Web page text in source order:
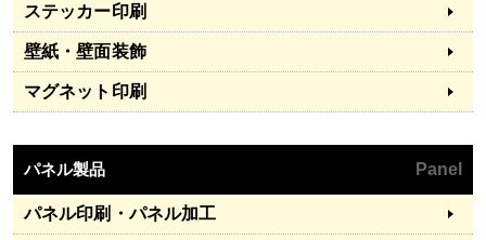
ステッカー印刷
壁紙・壁面装飾
マグネット印刷
パネル製品 Panel
パネル印刷・パネル加工